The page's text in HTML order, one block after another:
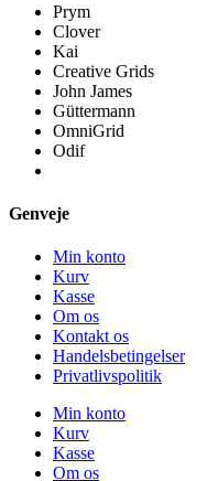
Prym
Clover
Kai
Creative Grids
John James
Güttermann
OmniGrid
Odif
Genveje
Min konto
Kurv
Kasse
Om os
Kontakt os
Handelsbetingelser
Privatlivspolitik
Min konto
Kurv
Kasse
Om os